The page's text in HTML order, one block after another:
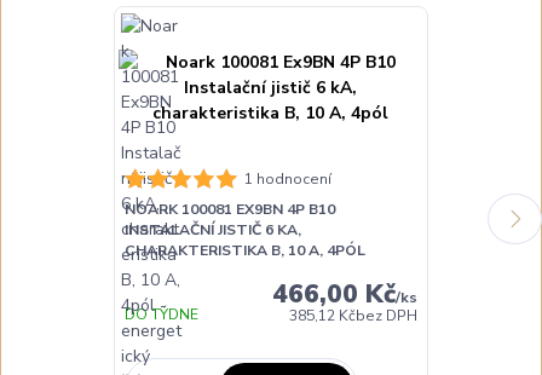
1 hodnocení
NOARK 100081 EX9BN 4P B10
INSTALAČNÍ JISTIČ 6 KA,
CHARAKTERISTIKA B, 10 A, 4PÓL
466,00 Kč/ks
385,12 Kčbez DPH
DO TÝDNE
NOARK
INSTALAČNÍ